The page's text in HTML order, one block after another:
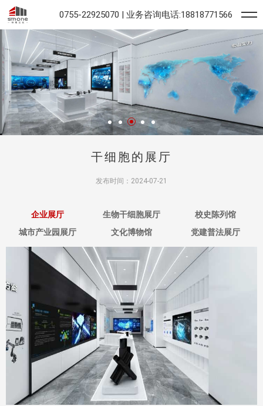
0755-22925070 | 业务咨询电话:18818771566
干细胞的展厅
发布时间：2024-07-21
企业展厅
生物干细胞展厅
校史陈列馆
城市产业园展厅
文化博物馆 党建普法展厅
宏山激光新总部基地展厅
地点：广东省佛山市